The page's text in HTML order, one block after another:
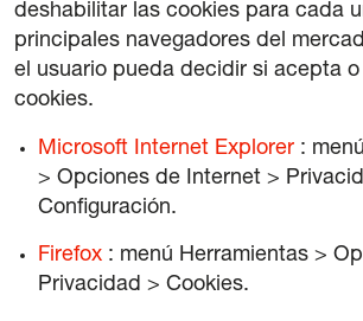
deshabilitar las cookies para cada
principales navegadores del
el usuario pueda decidir si acepta
cookies.
Microsoft Internet Explorer :
> Opciones de Internet >
Configuración.
Firefox : menú Herramientas >
Privacidad > Cookies.